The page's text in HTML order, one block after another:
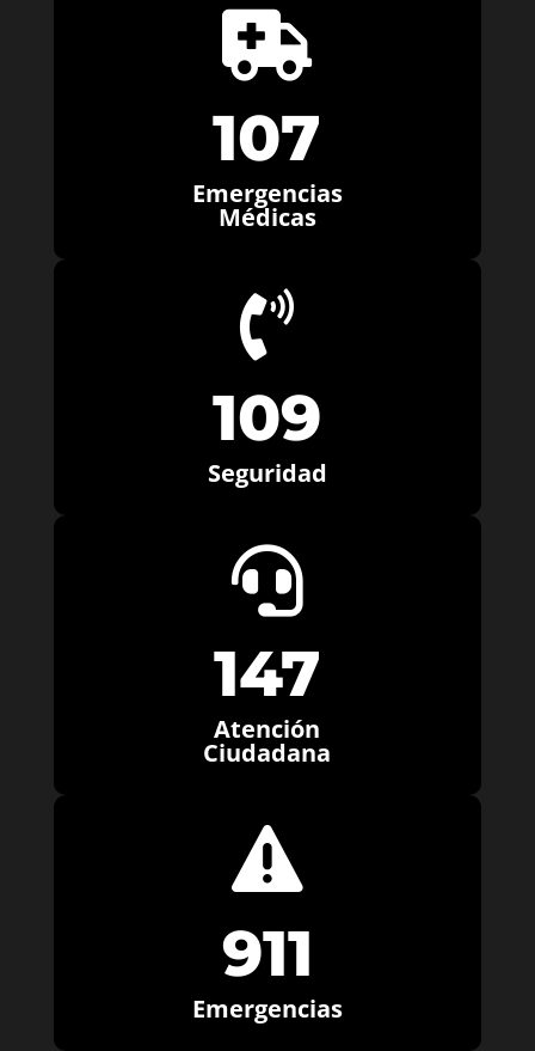

107
Emergencias
Médicas

109
Seguridad

147
Atención
Ciudadana

911
Emergencias